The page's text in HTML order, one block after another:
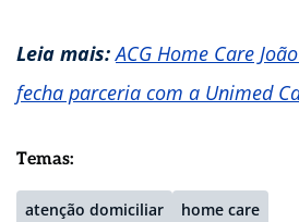
Leia mais: ACG Home Care
fecha parceria com a Unimed
Temas:
atenção domiciliar home care